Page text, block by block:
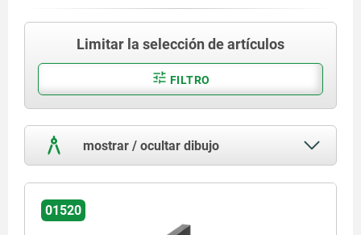
Limitar la selección de artículos
FILTRO
mostrar / ocultar dibujo
01520